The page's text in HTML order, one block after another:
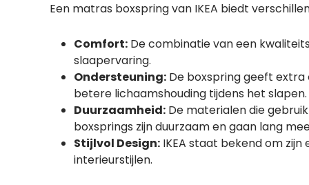
Een matras boxspring van IKEA biedt
Comfort: De combinatie van een
slaapervaring.
Ondersteuning: De boxspring geeft
betere lichaamshouding tijdens het slapen.
Duurzaamheid: De materialen die
boxsprings zijn duurzaam en gaan lang
Stijlvol Design: IKEA staat bekend om
interieurstijlen.